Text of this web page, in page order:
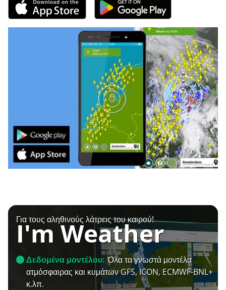
Για τους αληθινούς λάτρεις του καιρού!
I'm Weather
Δεδομένα μοντέλου: Όλα τα γνωστά μοντέλα
ατμόσφαιρας και κυμάτων GFS, ICON, ECMWF-BNL+
κ.λπ.